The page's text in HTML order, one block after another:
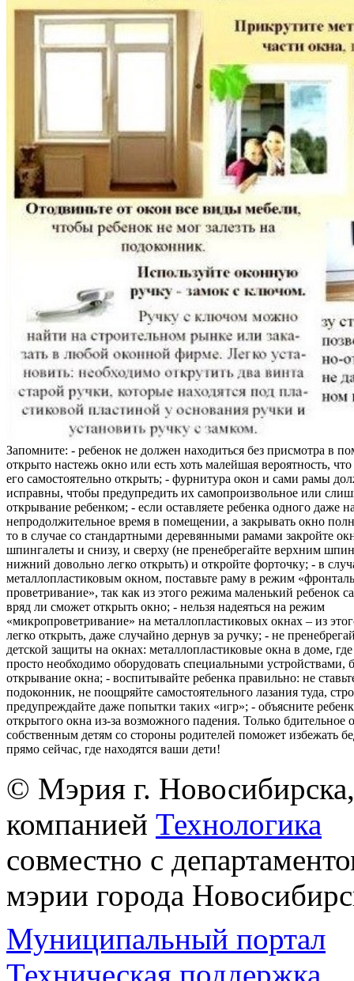
Запомните: - ребенок не должен находиться без присмотра в
открыто настежь окно или есть хоть малейшая вероятность,
его самостоятельно открыть; - фурнитура окон и сами рамы
исправны, чтобы предупредить их самопроизвольное или
открывание ребенком; - если оставляете ребенка одного даже
непродолжительное время в помещении, а закрывать окно
то в случае со стандартными деревянными рамами закройте
шпингалеты и снизу, и сверху (не пренебрегайте верхним
нижний довольно легко открыть) и откройте форточку; - в
металлопластиковым окном, поставьте раму в режим
проветривание», так как из этого режима маленький ребенок
вряд ли сможет открыть окно; - нельзя надеяться на режим
«микропроветривание» на металлопластиковых окнах – из
легко открыть, даже случайно дернув за ручку; - не
детской защиты на окнах: металлопластиковые окна в доме, где
просто необходимо оборудовать специальными
открывание окна; - воспитывайте ребенка правильно: не
подоконник, не поощряйте самостоятельного лазания туда,
предупреждайте даже попытки таких «игр»; - объясните
открытого окна из-за возможного падения. Только бдительное
собственным детям со стороны родителей поможет избежать
прямо сейчас, где находятся ваши дети!
© Мэрия г.
компанией Технологика
совместно с
мэрии города
Муниципальный портал